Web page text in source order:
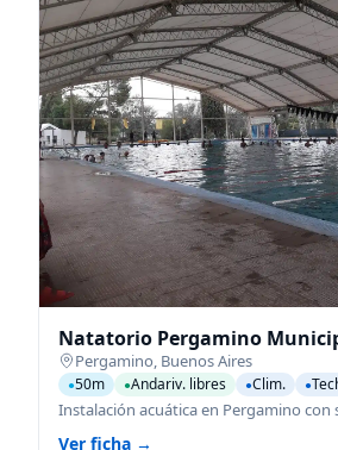
Natatorio Pergamino
Pergamino Buenos Aires
●50m ●Andariv. libres ●Clim. ●
Ver ficha →